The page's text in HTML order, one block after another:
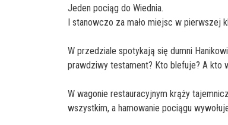
Jeden pociąg do Wiednia.
I stanowczo za mało miejsc w pierwszej
W przedziale spotykają się dumni
prawdziwy testament? Kto blefuje? A kto
W wagonie restauracyjnym krąży
wszystkim, a hamowanie pociągu